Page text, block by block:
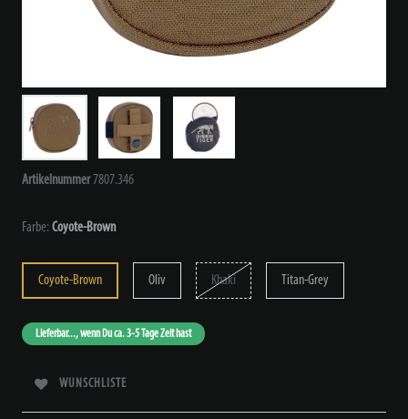
Artikelnummer7807.346
Farbe: Coyote-Brown
Coyote-Brown Oliv Khaki Titan-Grey
Lieferbar..., wenn Du ca. 3-5 Tage Zeit hast
WUNSCHLISTE